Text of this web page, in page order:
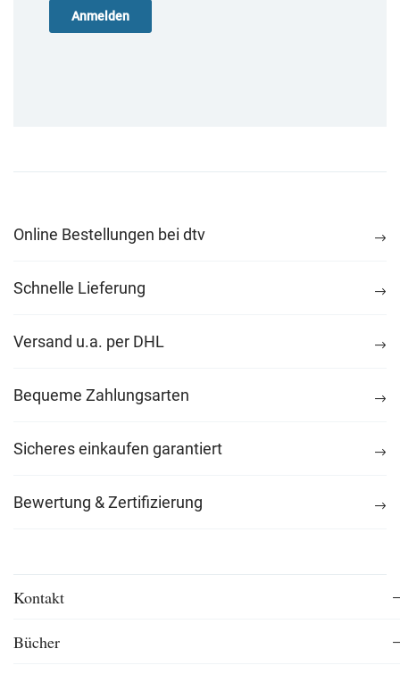
Online Bestellungen bei dtv
Schnelle Lieferung
Versand u.a. per DHL
Bequeme Zahlungsarten
Sicheres einkaufen garantiert
Bewertung & Zertifizierung
Kontakt
Bücher